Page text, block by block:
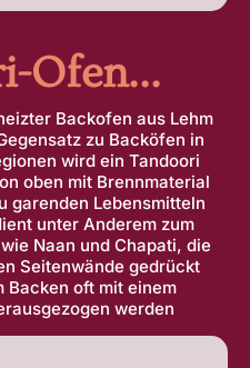
Ofen...
Backofen aus Lehm
zu Backöfen in
wird ein Tandoori
oben mit Brennmaterial
garenden Lebensmitteln
unter Anderem zum
Naan und Chapati, die
Seitenwände gedrückt
Backen oft mit einem
werden